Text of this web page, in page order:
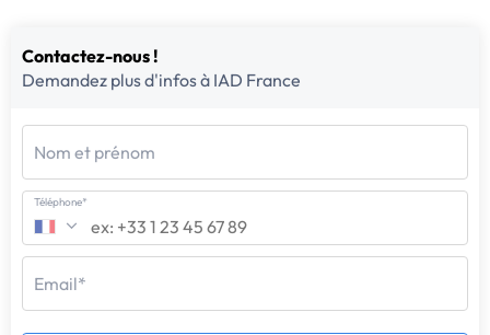
Contactez-nous !
Demandez plus d'infos à IAD France
Nom et prénom
Téléphone*
Email*